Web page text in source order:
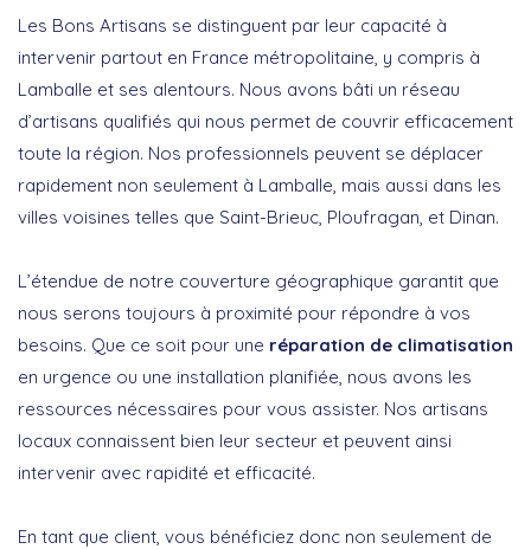
Les Bons Artisans se distinguent par leur capacité à
intervenir partout en France métropolitaine, y compris à
Lamballe et ses alentours. Nous avons bâti un réseau
d’artisans qualifiés qui nous permet de couvrir efficacement
toute la région. Nos professionnels peuvent se déplacer
rapidement non seulement à Lamballe, mais aussi dans les
villes voisines telles que Saint-Brieuc, Ploufragan, et Dinan.
L’étendue de notre couverture géographique garantit que
nous serons toujours à proximité pour répondre à vos
besoins. Que ce soit pour une réparation de climatisation
en urgence ou une installation planifiée, nous avons les
ressources nécessaires pour vous assister. Nos artisans
locaux connaissent bien leur secteur et peuvent ainsi
intervenir avec rapidité et efficacité.
En tant que client, vous bénéficiez donc non seulement de